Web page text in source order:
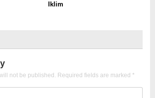
Iklim
not be published. Required fields are marked *